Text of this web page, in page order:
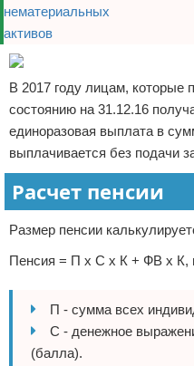
В 2017 году лицам, которые
состоянию на 31.12.16
единоразовая выплата в
выплачивается без подачи
Расчет пенсии
Размер пенсии
Пенсия = П х С х К + ФВ х К,
П - сумма всех
С - денежное
(балла).